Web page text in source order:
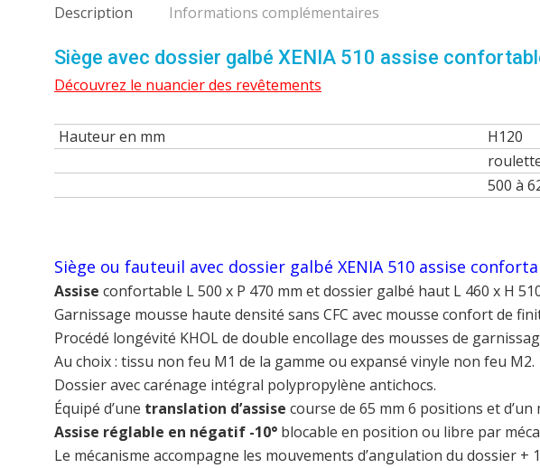
Description Informations complémentaires
Siège avec dossier galbé XENIA 510 assise
Découvrez le nuancier des revêtements
Hauteur en mm H120
500 à
Siège ou fauteuil avec dossier galbé XENIA 510 assise
Assise confortable L 500 x P 470 mm et dossier galbé haut L 460 x H
Garnissage mousse haute densité sans CFC avec mousse confort de
Procédé longévité KHOL de double encollage des mousses de
Au choix : tissu non feu M1 de la gamme ou expansé vinyle non feu M2.
Dossier avec carénage intégral polypropylène antichocs.
Équipé d’une translation d’assise course de 65 mm 6 positions et
Assise réglable en négatif -10° blocable en position ou libre par
Le mécanisme accompagne les mouvements d’angulation du dossier +